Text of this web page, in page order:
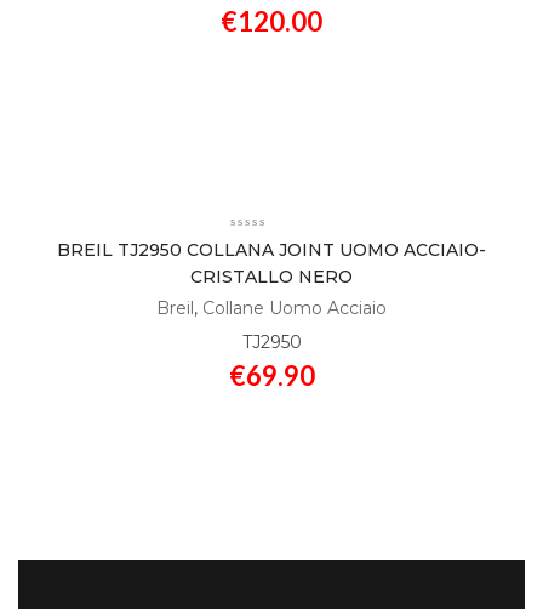
€120.00
BREIL TJ2950 COLLANA JOINT UOMO ACCIAIO-
CRISTALLO NERO
Breil, Collane Uomo Acciaio
TJ2950
€69.90